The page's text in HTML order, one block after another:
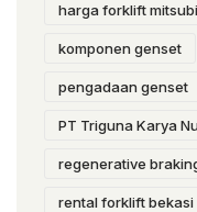
harga forklift
komponen genset
pengadaan genset
PT Triguna Karya
regenerative
rental forklift bekasi